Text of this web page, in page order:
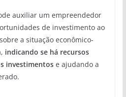
auxiliar um empreendedor
de investimento ao
a situação econômico-
indicando se há recursos
investimentose ajudando a